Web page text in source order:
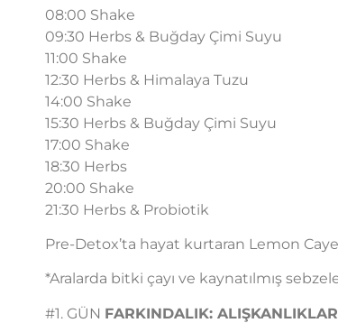
08:00 Shake
09:30 Herbs & Buğday Çimi Suyu
11:00 Shake
12:30 Herbs & Himalaya Tuzu
14:00 Shake
15:30 Herbs & Buğday Çimi Suyu
17:00 Shake
18:30 Herbs
20:00 Shake
21:30 Herbs & Probiotik
Pre-Detox’ta hayat kurtaran Lemon
*Aralarda bitki çayı ve kaynatılmış
#1. GÜN FARKINDALIK: ALIŞKANLIKLAR